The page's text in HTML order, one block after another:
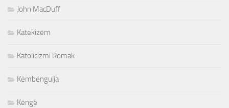
John MacDuff
Katekizëm
Katolicizmi Romak
Këmbëngulja
Këngë